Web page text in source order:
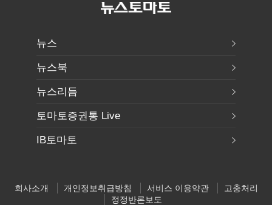
뉴스
뉴스북
뉴스리듬
토마토증권통 Live
IB토마토
회사소개 개인정보취급방침 서비스 이용약관
고충처리
정정반론보도